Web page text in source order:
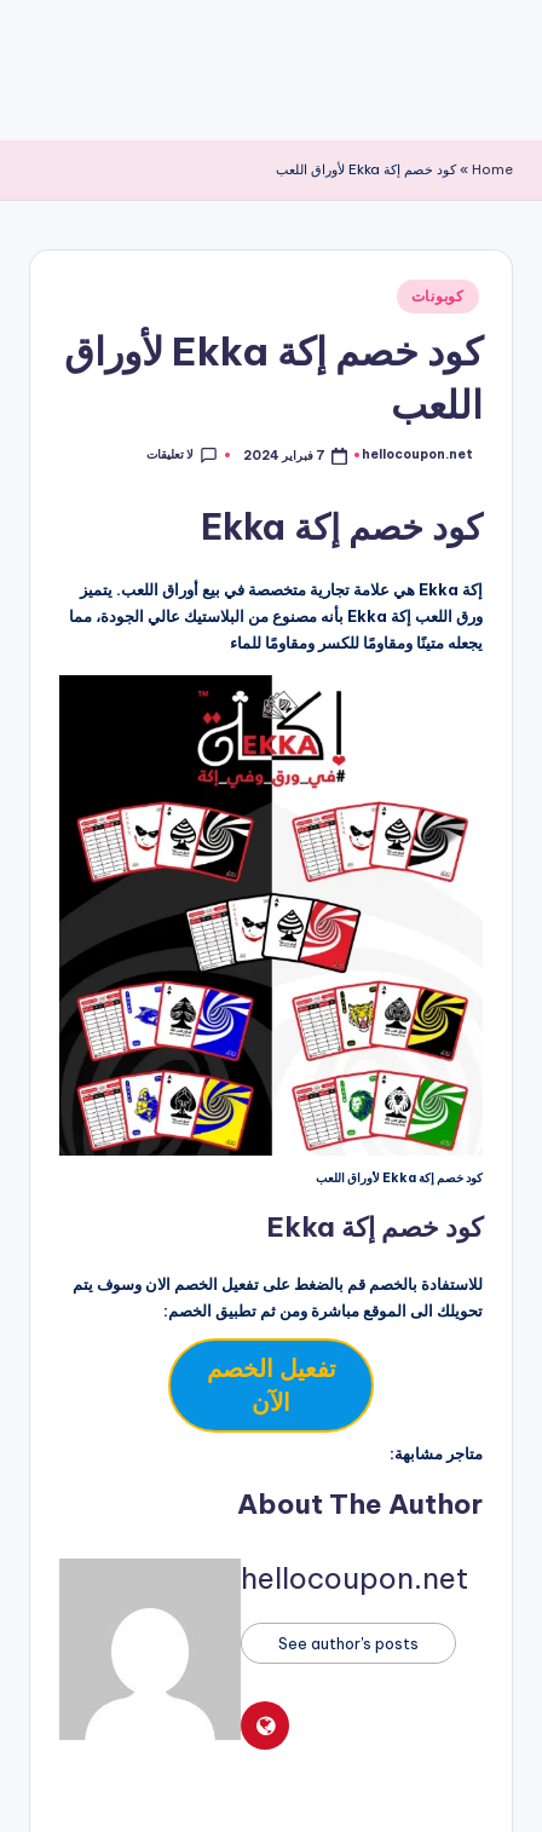
Home
»كود خصم إكة Ekka لأوراق اللعب
نُشر
في
كوبونات
كود خصم إكة Ekka لأوراق
اللعب
تمّ
hellocoupon.net 7 فبراير 2024 لا تعليقات
كود خصم إكة Ekka
إكة Ekka هي علامة تجارية متخصصة في بيع أوراق اللعب. يتميز
ورق اللعب إكة Ekka بأنه مصنوع من البلاستيك عالي الجودة، مما
يجعله متينًا ومقاومًا للكسر ومقاومًا للماء
كود خصم إكة Ekka لأوراق اللعب
كود خصم إكة Ekka
للاستفادة بالخصم قم بالضغط على تفعيل الخصم الان وسوف يتم
تحويلك الى الموقع مباشرة ومن ثم تطبيق الخصم:
تفعيل الخصم
الآن
متاجر مشابهة:
About The Author
hellocoupon.net
See author's posts